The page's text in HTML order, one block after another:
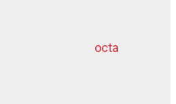
octa
dziļurbums